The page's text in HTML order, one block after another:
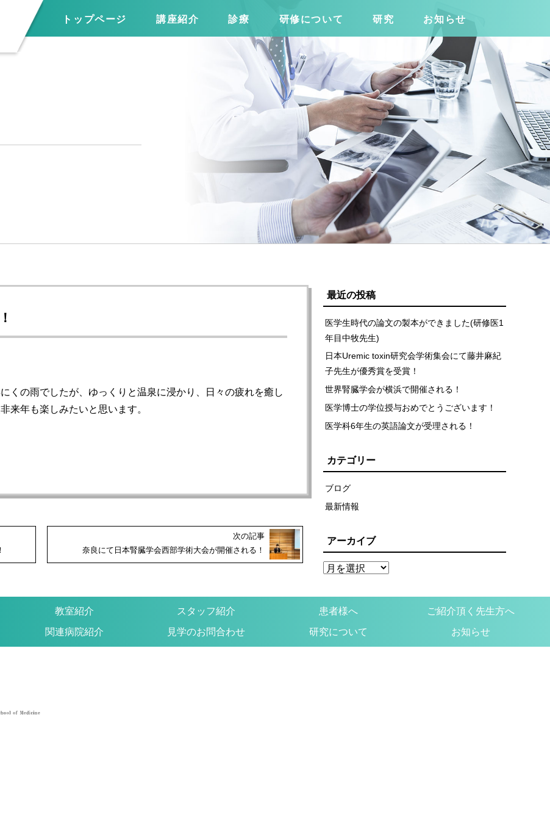
トップページ 講座紹介 診療 研修について 研究 お知らせ
くの雨でしたが、ゆっくりと温泉に浸かり、日々の疲れを癒し
来年も楽しみたいと思います。
次の記事
奈良にて日本腎臓学会西部学術大会が開催される！
最近の投稿
医学生時代の論文の製本ができました(研修医1
年目中牧先生)
日本Uremic toxin研究会学術集会にて藤井麻紀
子先生が優秀賞を受賞！
世界腎臓学会が横浜で開催される！
医学博士の学位授与おめでとうございます！
医学科6年生の英語論文が受理される！
カテゴリー
ブログ
最新情報
アーカイブ
教室紹介 スタッフ紹介 患者様へ ご紹介頂く先生方へ
関連病院紹介 見学のお問合わせ 研究について お知らせ